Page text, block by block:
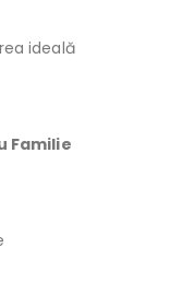
ideală
Familie